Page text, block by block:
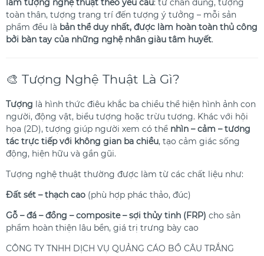
làm tượng nghệ thuật theo yêu cầu: từ chân dung, tượng
toàn thân, tượng trang trí đến tượng ý tưởng – mỗi sản
phẩm đều là bản thể duy nhất, được làm hoàn toàn thủ công
bởi bàn tay của những nghệ nhân giàu tâm huyết.
🎨 Tượng Nghệ Thuật Là Gì?
Tượng là hình thức điêu khắc ba chiều thể hiện hình ảnh con
người, động vật, biểu tượng hoặc trừu tượng. Khác với hội
họa (2D), tượng giúp người xem có thể nhìn – cảm – tương
tác trực tiếp với không gian ba chiều, tạo cảm giác sống
động, hiện hữu và gần gũi.
Tượng nghệ thuật thường được làm từ các chất liệu như:
Đất sét – thạch cao (phù hợp phác thảo, đúc)
Gỗ – đá – đồng – composite – sợi thủy tinh (FRP) cho sản
phẩm hoàn thiện lâu bền, giá trị trưng bày cao